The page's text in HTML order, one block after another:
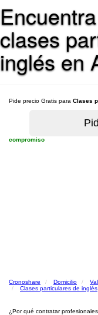
clases
inglés en
Pide precio Gratis para Clases
compromiso
Cronoshare Domicilio
Clases particulares de inglés
¿Por qué contratar